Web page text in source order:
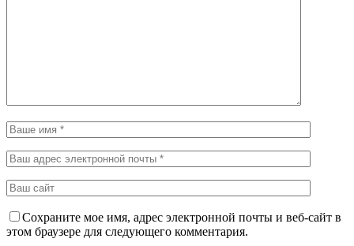
Сохраните мое имя, адрес электронной почты и веб-сайт в
этом браузере для следующего комментария.